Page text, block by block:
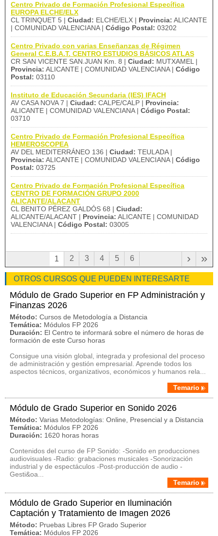
Centro Privado de Formación Profesional Específica
EUROPA ELCHE/ELX
CL TRINQUET 5 | Ciudad: ELCHE/ELX | Provincia: ALICANTE
| COMUNIDAD VALENCIANA | Código Postal: 03202
Centro Privado con varias Enseñanzas de Régimen
General C.E.B.A.T. CENTRO ESTUDIOS BÁSICOS ATLAS
CR SAN VICENTE SAN.JUAN Km. 8 | Ciudad: MUTXAMEL |
Provincia: ALICANTE | COMUNIDAD VALENCIANA | Código
Postal: 03110
Instituto de Educación Secundaria (IES) IFACH
AV CASA NOVA 7 | Ciudad: CALPE/CALP | Provincia:
ALICANTE | COMUNIDAD VALENCIANA | Código Postal:
03710
Centro Privado de Formación Profesional Específica
HEMEROSCOPEA
AV DEL MEDITERRÁNEO 136 | Ciudad: TEULADA |
Provincia: ALICANTE | COMUNIDAD VALENCIANA | Código
Postal: 03725
Centro Privado de Formación Profesional Específica
CENTRO DE FORMACIÓN GRUPO 2000
ALICANTE/ALACANT
CL BENITO PÉREZ GALDÓS 68 | Ciudad:
ALICANTE/ALACANT | Provincia: ALICANTE | COMUNIDAD
VALENCIANA | Código Postal: 03005
1 2 3 4 5 6 »
›
OTROS CURSOS QUE PUEDEN INTERESARTE
Módulo de Grado Superior en FP Administración y
Finanzas 2026
Método: Cursos de Metodología a Distancia
Temática: Módulos FP 2026
Duración: El Centro te informará sobre el número de horas de
formación de este Curso horas
Consigue una visión global, integrada y profesional del proceso
de administración y gestión empresarial. Aprende todos los
aspectos técnicos, organizativos, económicos y humanos rela...
Temario
Módulo de Grado Superior en Sonido 2026
Método: Varias Metodologías: Online, Presencial y a Distancia
Temática: Módulos FP 2026
Duración: 1620 horas horas
Contenidos del curso de FP Sonido: -Sonido en producciones
audiovisuales -Radio: grabaciones musicales -Sonorización
industrial y de espectáculos -Post-producción de audio -
Gesti&oa...
Temario
Módulo de Grado Superior en Iluminación
Captación y Tratamiento de Imagen 2026
Método: Pruebas Libres FP Grado Superior
Temática: Módulos FP 2026